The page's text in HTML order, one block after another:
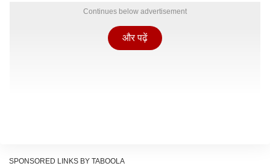
Continues below advertisement
और पढ़ें
SPONSORED LINKS BY TABOOLA